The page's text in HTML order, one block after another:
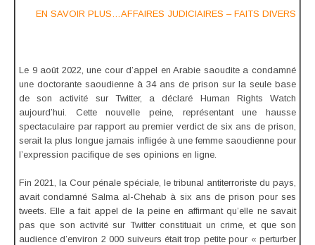
EN SAVOIR PLUS…AFFAIRES JUDICIAIRES – FAITS DIVERS
Le 9 août 2022, une cour d’appel en Arabie saoudite a condamné
une doctorante saoudienne à 34 ans de prison sur la seule base
de son activité sur Twitter, a déclaré Human Rights Watch
aujourd’hui. Cette nouvelle peine, représentant une hausse
spectaculaire par rapport au premier verdict de six ans de prison,
serait la plus longue jamais infligée à une femme saoudienne pour
l’expression pacifique de ses opinions en ligne.
Fin 2021, la Cour pénale spéciale, le tribunal antiterroriste du pays,
avait condamné Salma al-Chehab à six ans de prison pour ses
tweets. Elle a fait appel de la peine en affirmant qu’elle ne savait
pas que son activité sur Twitter constituait un crime, et que son
audience d’environ 2 000 suiveurs était trop petite pour « perturber